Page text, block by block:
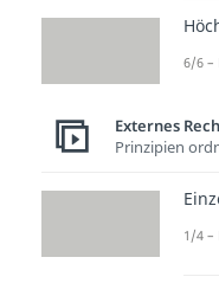
6/6 –
Externes
Prinzipien
1/4 –